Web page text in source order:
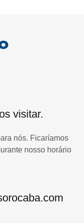
visitar.
nós. Ficaríamos
nosso horário